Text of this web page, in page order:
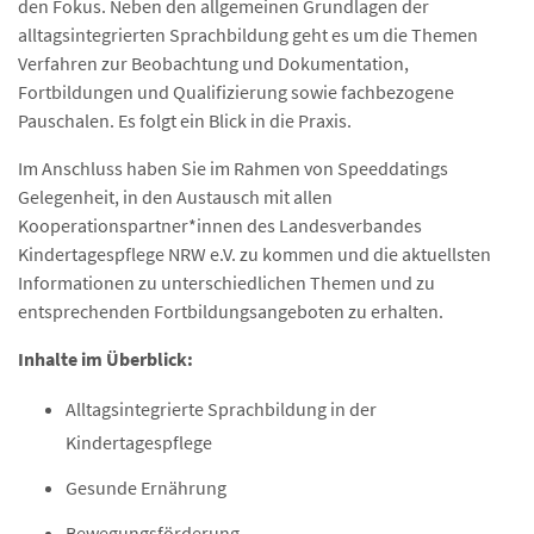
den Fokus. Neben den allgemeinen Grundlagen der
alltagsintegrierten Sprachbildung geht es um die Themen
Verfahren zur Beobachtung und Dokumentation,
Fortbildungen und Qualifizierung sowie fachbezogene
Pauschalen. Es folgt ein Blick in die Praxis.
Im Anschluss haben Sie im Rahmen von Speeddatings
Gelegenheit, in den Austausch mit allen
Kooperationspartner*innen des Landesverbandes
Kindertagespflege NRW e.V. zu kommen und die aktuellsten
Informationen zu unterschiedlichen Themen und zu
entsprechenden Fortbildungsangeboten zu erhalten.
Inhalte im Überblick:
Alltagsintegrierte Sprachbildung in der
Kindertagespflege
Gesunde Ernährung